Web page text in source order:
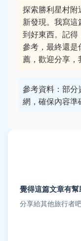
探索勝利星村附
新發現。我寫
到好東西。記得
參考，最終還是
薦，歡迎分享，
參考資料：部分
網，確保內容準
覺得這篇文章有幫
分享給其他旅行者吧